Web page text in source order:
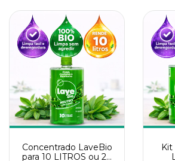
Concentrado LaveBio
para 10 LITROS ou 20